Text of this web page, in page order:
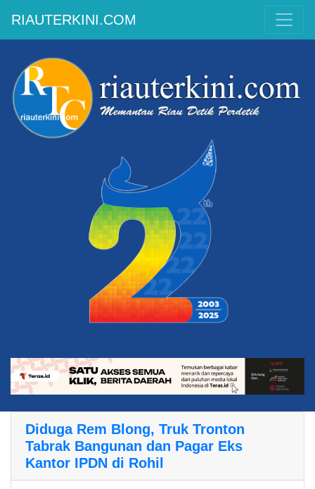
RIAUTERKINI.COM
Diduga Rem Blong, Truk Tronton
Tabrak Bangunan dan Pagar Eks
Kantor IPDN di Rohil